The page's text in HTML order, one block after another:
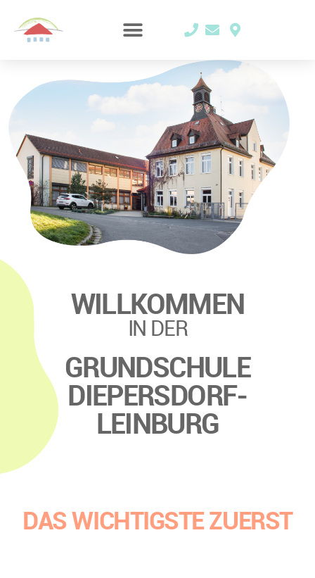
WILLKOMMEN
IN DER
GRUNDSCHULE
DIEPERSDORF-
LEINBURG
DAS WICHTIGSTE ZUERST